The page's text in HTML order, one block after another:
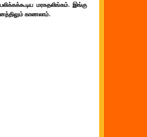
மரகதலிங்கம். இங்கு
காணலாம்.